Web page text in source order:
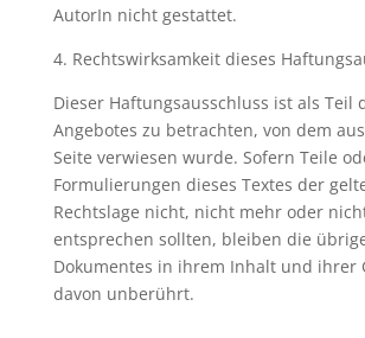
AutorIn nicht gestattet.
4. Rechtswirksamkeit dieses
Dieser Haftungsausschluss ist als Teil
Angebotes zu betrachten, von dem
Seite verwiesen wurde. Sofern Teile
Formulierungen dieses Textes der
Rechtslage nicht, nicht mehr oder
entsprechen sollten, bleiben die
Dokumentes in ihrem Inhalt und ihrer
davon unberührt.